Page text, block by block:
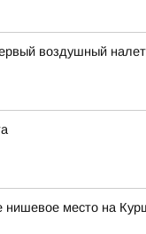
воздушный налет
нишевое место на